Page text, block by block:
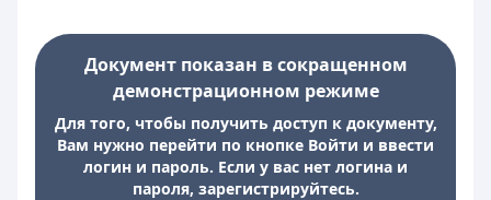
Документ показан в сокращенном
демонстрационном режиме
Для того, чтобы получить доступ к документу,
Вам нужно перейти по кнопке Войти и ввести
логин и пароль. Если у вас нет логина и
пароля, зарегистрируйтесь.